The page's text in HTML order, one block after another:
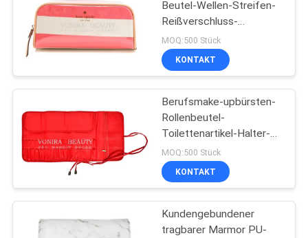
QUALITÄTSKONTROLLE
SITEMAP
PRIVACY
POLICY
hohen Qualität
Eigenmarkenmake-
upbürsten
Beutel-Wellen-Streifen-
Reißverschluss-
Schließungs-Reise-
kosmetische
Kosmetiktasche-netter
MOQ:500 Stück
KONTAKT
Berufsmake-upbürsten-
Rollenbeutel-
Toilettenartikel-Halter-
Stift-Bleistift-Speicher-
Tasche
MOQ:500 Stück
KONTAKT
Kundengebundener
tragbarer Marmor PU-